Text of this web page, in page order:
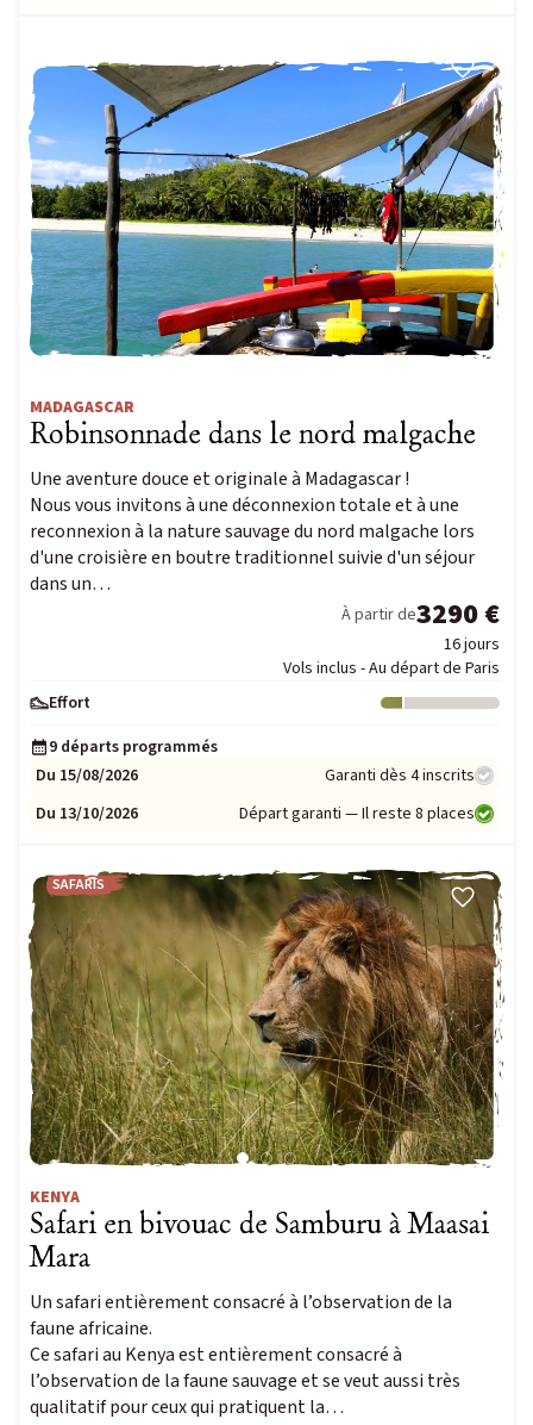
MADAGASCAR
Robinsonnade dans le nord malgache
Une aventure douce et originale à Madagascar !
Nous vous invitons à une déconnexion totale et à une
reconnexion à la nature sauvage du nord malgache lors
d'une croisière en boutre traditionnel suivie d'un séjour
dans un…
À partir de3290 €
16 jours
Vols inclus - Au départ de Paris
Effort
Niveau : 1
9 départs programmés
Du 15/08/2026
Garanti dès 4 inscrits
Du 13/10/2026
Départ garanti — Il reste 8 places
SAFARIS
KENYA
Safari en bivouac de Samburu à Maasai
Mara
Un safari entièrement consacré à l’observation de la
faune africaine.
Ce safari au Kenya est entièrement consacré à
l’observation de la faune sauvage et se veut aussi très
qualitatif pour ceux qui pratiquent la…